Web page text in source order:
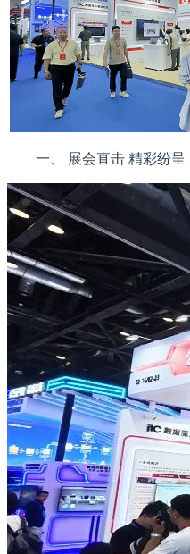
一、 展会直击 精彩纷呈